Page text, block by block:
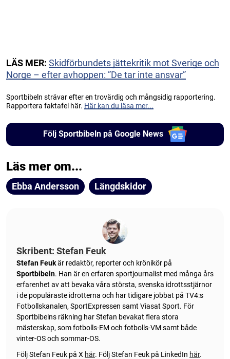
LÄS MER: Skidförbundets jättekritik mot Sverige och
Norge – efter avhoppen: ”De tar inte ansvar”
Sportbibeln strävar efter en trovärdig och mångsidig rapportering.
Rapportera faktafel här. Här kan du läsa mer...
Följ Sportbibeln på Google News
Läs mer om...
Ebba Andersson Längdskidor
Skribent: Stefan Feuk
Stefan Feukär redaktör, reporter och krönikör på
Sportbibeln. Han är en erfaren sportjournalist med många års
erfarenhet av att bevaka våra största, svenska idrottsstjärnor
i de populäraste idrotterna och har tidigare jobbat på TV4:s
Fotbollskanalen, SportExpressen samt Viasat Sport. För
Sportbibelns räkning har Stefan bevakat flera stora
mästerskap, som fotbolls-EM och fotbolls-VM samt både
vinter-OS och sommar-OS.
Följ Stefan Feuk på X här. Följ Stefan Feuk på LinkedIn här.